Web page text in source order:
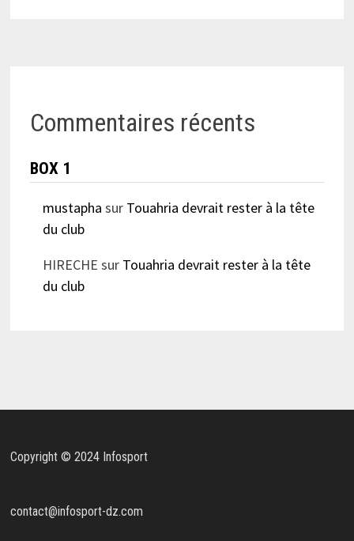
Commentaires récents
BOX 1
mustapha sur Touahria devrait rester à la tête
du club
HIRECHE sur Touahria devrait rester à la tête
du club
Copyright © 2024 Infosport
contact@infosport-dz.com